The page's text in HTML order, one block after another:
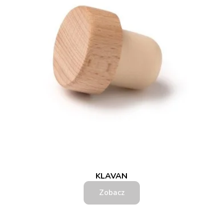
KLAVAN
Zobacz